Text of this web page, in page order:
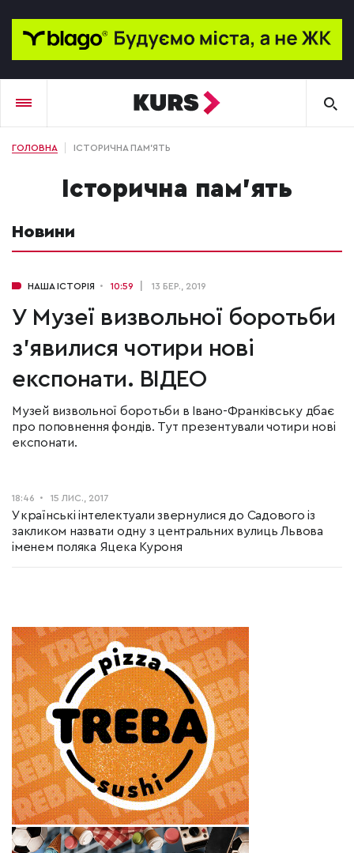
ГОЛОВНА ІСТОРИЧНА ПАМ’ЯТЬ
історична пам’ять
Новини
НАША ІСТОРІЯ 10:59 13 БЕР., 2019
У Музеї визвольної боротьби
з'явилися чотири нові
експонати. ВІДЕО
Музей визвольної боротьби в Івано-Франківську дбає
про поповнення фондів. Тут презентували чотири нові
експонати.
18:46 15 ЛИС., 2017
Українські інтелектуали звернулися до Садового із
закликом назвати одну з центральних вулиць Львова
іменем поляка Яцека Куроня